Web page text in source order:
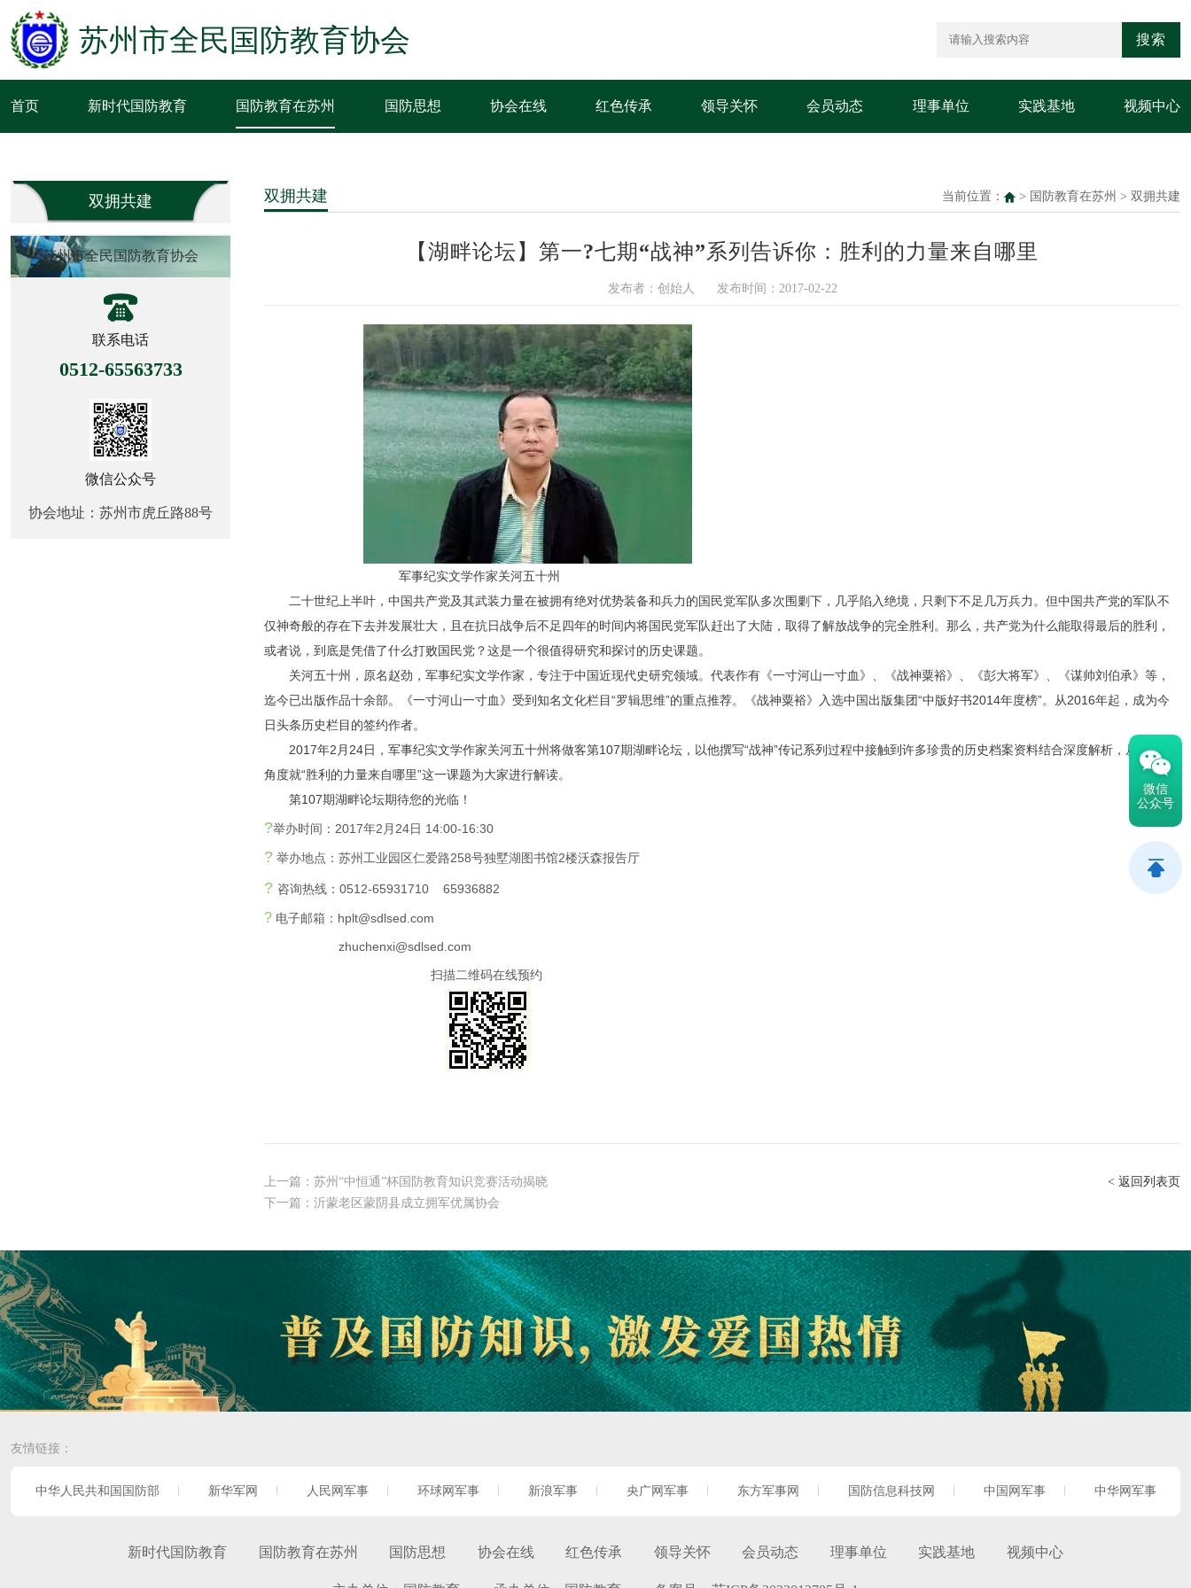
苏州市全民国防教育协会 搜索
首页 新时代国防教育 国防教育在苏州 国防思想 协会在线 红色传承 领导关怀 会员动态 理事单位 实践基地 视频中心
双拥共建
苏州市全民国防教育协会
联系电话
0512-65563733
微信公众号
协会地址：苏州市虎丘路88号
双拥共建 当前位置： > 国防教育在苏州 > 双拥共建
【湖畔论坛】第一?七期“战神”系列告诉你：胜利的力量来自哪里
发布者：创始人 发布时间：2017-02-22
军事纪实文学作家关河五十州
二十世纪上半叶，中国共产党及其武装力量在被拥有绝对优势装备和兵力的国民党军队多次围剿下，几乎陷入绝境，只剩下不足几万兵力。但中国共产党的军队不
仅神奇般的存在下去并发展壮大，且在抗日战争后不足四年的时间内将国民党军队赶出了大陆，取得了解放战争的完全胜利。那么，共产党为什么能取得最后的胜利，
或者说，到底是凭借了什么打败国民党？这是一个很值得研究和探讨的历史课题。
关河五十州，原名赵劲，军事纪实文学作家，专注于中国近现代史研究领域。代表作有《一寸河山一寸血》、《战神粟裕》、《彭大将军》、《谋帅刘伯承》等，
迄今已出版作品十余部。《一寸河山一寸血》受到知名文化栏目“罗辑思维”的重点推荐。《战神粟裕》入选中国出版集团“中版好书2014年度榜”。从2016年起，成为今
日头条历史栏目的签约作者。
2017年2月24日，军事纪实文学作家关河五十州将做客第107期湖畔论坛，以他撰写“战神”传记系列过程中接触到许多珍贵的历史档案资料结合深度解析，从全新的
角度就“胜利的力量来自哪里”这一课题为大家进行解读。
第107期湖畔论坛期待您的光临！
?举办时间：2017年2月24日 14:00-16:30
? 举办地点：苏州工业园区仁爱路258号独墅湖图书馆2楼沃森报告厅
? 咨询热线：0512-65931710 65936882
? 电子邮箱：hplt@sdlsed.com
zhuchenxi@sdlsed.com
扫描二维码在线预约
上一篇：苏州“中恒通”杯国防教育知识竞赛活动揭晓
下一篇：沂蒙老区蒙阴县成立拥军优属协会
< 返回列表页
友情链接：
中华人民共和国国防部 新华军网 人民网军事 环球网军事 新浪军事 央广网军事 东方军事网 国防信息科技网 中国网军事 中华网军事
新时代国防教育 国防教育在苏州 国防思想 协会在线 红色传承 领导关怀 会员动态 理事单位 实践基地 视频中心
微信
公众号